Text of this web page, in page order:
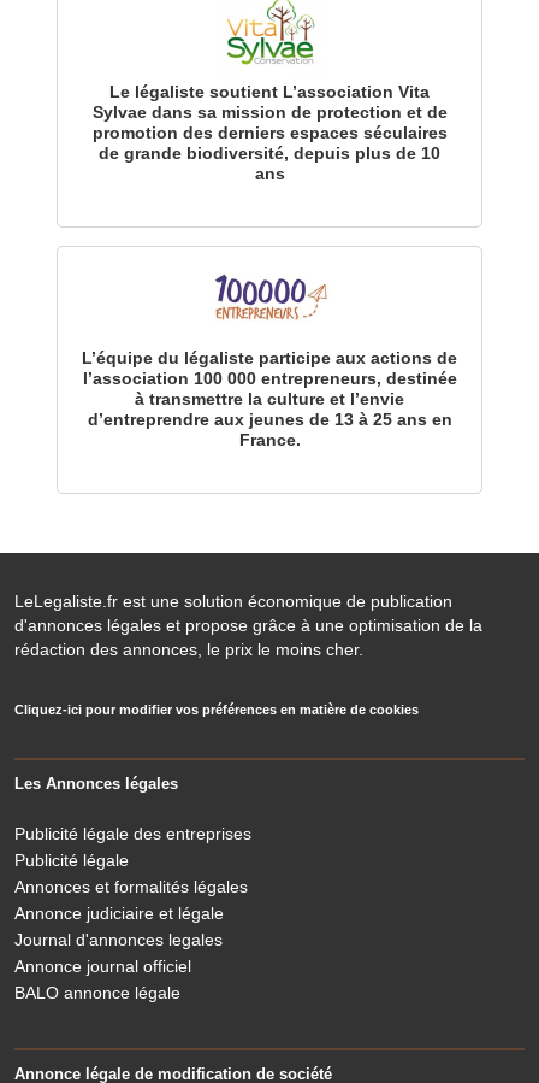
Le légaliste soutient L’association Vita
Sylvae dans sa mission de protection et de
promotion des derniers espaces séculaires
de grande biodiversité, depuis plus de 10
ans
L’équipe du légaliste participe aux actions de
l’association 100 000 entrepreneurs, destinée
à transmettre la culture et l’envie
d’entreprendre aux jeunes de 13 à 25 ans en
France.
LeLegaliste.fr est une solution économique de publication
d'annonces légales et propose grâce à une optimisation de la
rédaction des annonces, le prix le moins cher.
Cliquez-ici pour modifier vos préférences en matière de cookies
Les Annonces légales
Publicité légale des entreprises
Publicité légale
Annonces et formalités légales
Annonce judiciaire et légale
Journal d'annonces legales
Annonce journal officiel
BALO annonce légale
Annonce légale de modification de société